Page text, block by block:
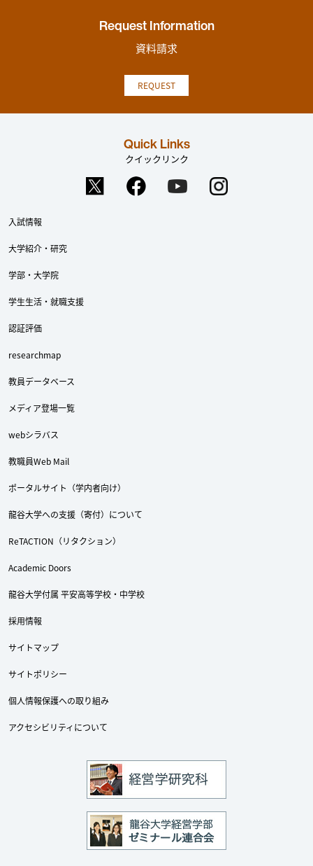
Request Information
資料請求
REQUEST
Quick Links
クイックリンク
入試情報
大学紹介・研究
学部・大学院
学生生活・就職支援
認証評価
researchmap
教員データベース
メディア登場一覧
webシラバス
教職員Web Mail
ポータルサイト（学内者向け）
龍谷大学への支援（寄付）について
ReTACTION（リタクション）
Academic Doors
龍谷大学付属 平安高等学校・中学校
採用情報
サイトマップ
サイトポリシー
個人情報保護への取り組み
アクセシビリティについて